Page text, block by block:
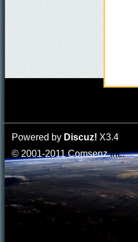
Powered by Discuz! X3.4
© 2001-2011ComsenzInc.